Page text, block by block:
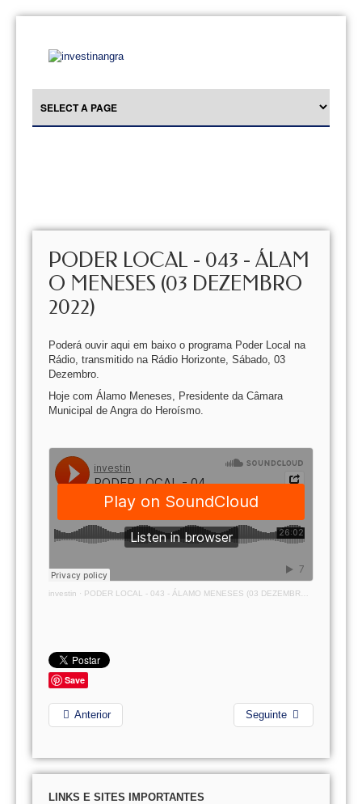
PODER LOCAL - 043 - ÁLAM
O MENESES (03 DEZEMBRO
2022)
Poderá ouvir aqui em baixo o programa Poder Local na
Rádio, transmitido na Rádio Horizonte, Sábado, 03
Dezembro.
Hoje com Álamo Meneses, Presidente da Câmara
Municipal de Angra do Heroísmo.
investin · PODER LOCAL - 043 - ÁLAMO MENESES (03 DEZEMBRO 2022)
Save
Anterior Seguinte
LINKS E SITES IMPORTANTES